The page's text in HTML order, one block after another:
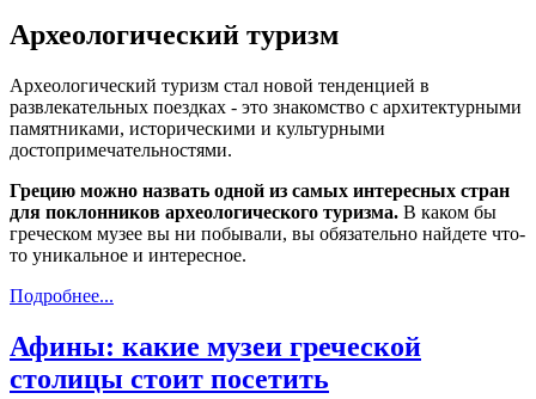
Археологический туризм
Археологический туризм стал новой тенденцией в
развлекательных поездках - это знакомство с архитектурными
памятниками, историческими и культурными
достопримечательностями.
Грецию можно назвать одной из самых интересных стран
для поклонников археологического туризма. В каком бы
греческом музее вы ни побывали, вы обязательно найдете что-
то уникальное и интересное.
Подробнее...
Афины: какие музеи греческой
столицы стоит посетить